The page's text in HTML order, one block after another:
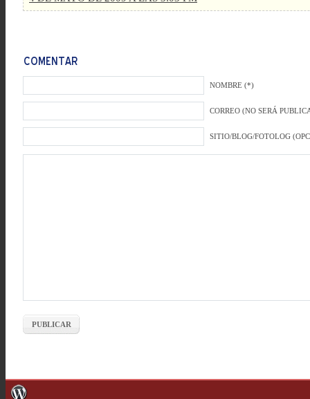
NOMBRE (*)
CORREO (NO SERÁ
SITIO/BLOG/FOTOLOG